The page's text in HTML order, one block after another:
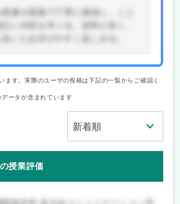
映像や講義で丁寧に補強し、こと
広い内容を学べる。資料が多く、
ます。実際のユーザの投稿は下記の一覧からご確認く
ータが含まれています
授業評価